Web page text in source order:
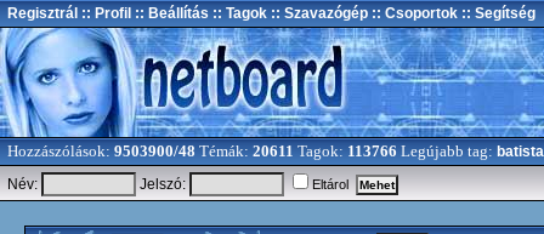
Regisztrál :: Profil :: Beállítás :: Tagok :: Szavazógép :: Csoportok :: Segítség
Hozzászólások: 9503900/48 Témák: 20611 Tagok: 113766 Legújabb tag: batista
Név:
Jelszó: Eltárol